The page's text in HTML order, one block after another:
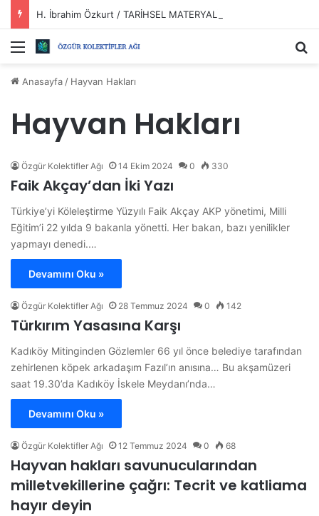
Menü
Anasayfa / Hayvan Hakları
Hayvan Hakları
Özgür Kolektifler Ağı 14 Ekim 2024 0 330
Faik Akçay’dan İki Yazı
Türkiye’yi Köleleştirme Yüzyılı Faik Akçay AKP yönetimi, Milli
Eğitim’i 22 yılda 9 bakanla yönetti. Her bakan, bazı yenilikler
yapmayı denedi.…
Devamını Oku »
Özgür Kolektifler Ağı 28 Temmuz 2024 0 142
Türkırım Yasasına Karşı
Kadıköy Mitinginden Gözlemler 66 yıl önce belediye tarafından
zehirlenen köpek arkadaşım Fazıl’ın anısına… Bu akşamüzeri
saat 19.30’da Kadıköy İskele Meydanı’nda…
Devamını Oku »
Özgür Kolektifler Ağı 12 Temmuz 2024 0 68
Hayvan hakları savunucularından
milletvekillerine çağrı: Tecrit ve katliama
hayır deyin